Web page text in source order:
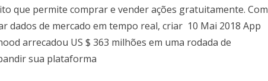
que permite comprar e vender ações gratuitamente. Com
dados de mercado em tempo real, criar 10 Mai 2018 App
arrecadou US $ 363 milhões em uma rodada de
sua plataforma